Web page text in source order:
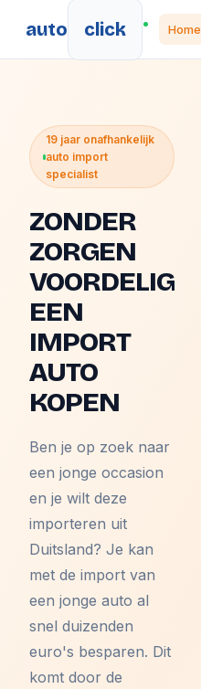
auto click Home
19 jaar onafhankelijk
auto import
specialist
ZONDER
ZORGEN
VOORDELIG
EEN
IMPORT
AUTO
KOPEN
Ben je op zoek naar
een jonge occasion
en je wilt deze
importeren uit
Duitsland? Je kan
met de import van
een jonge auto al
snel duizenden
euro's besparen. Dit
komt door de